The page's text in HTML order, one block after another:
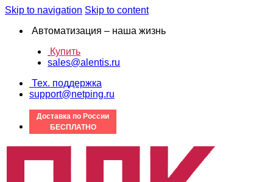
Skip to navigation Skip to content
Автоматизация – наша жизнь
Купить
sales@alentis.ru
Тех. поддержка
support@netping.ru
Доставка по России
БЕСПЛАТНО